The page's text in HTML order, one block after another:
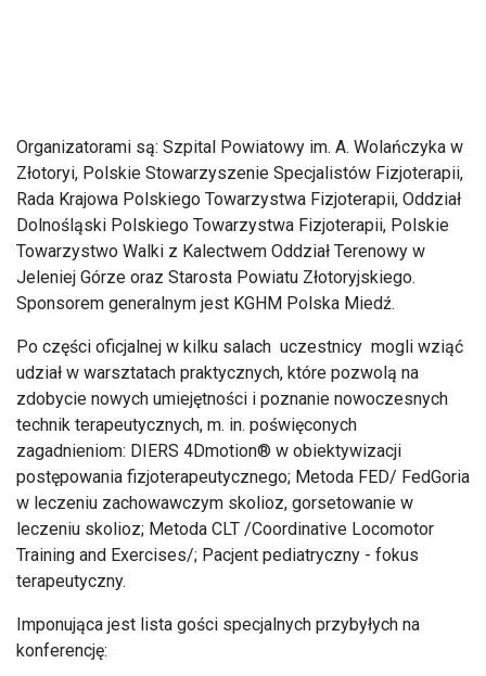
Organizatorami są: Szpital Powiatowy im. A. Wolańczyka w
Złotoryi, Polskie Stowarzyszenie Specjalistów Fizjoterapii,
Rada Krajowa Polskiego Towarzystwa Fizjoterapii, Oddział
Dolnośląski Polskiego Towarzystwa Fizjoterapii, Polskie
Towarzystwo Walki z Kalectwem Oddział Terenowy w
Jeleniej Górze oraz Starosta Powiatu Złotoryjskiego.
Sponsorem generalnym jest KGHM Polska Miedź.
Po części oficjalnej w kilku salach uczestnicy mogli wziąć
udział w warsztatach praktycznych, które pozwolą na
zdobycie nowych umiejętności i poznanie nowoczesnych
technik terapeutycznych, m. in. poświęconych
zagadnieniom: DIERS 4Dmotion® w obiektywizacji
postępowania fizjoterapeutycznego; Metoda FED/ FedGoria
w leczeniu zachowawczym skolioz, gorsetowanie w
leczeniu skolioz; Metoda CLT /Coordinative Locomotor
Training and Exercises/; Pacjent pediatryczny - fokus
terapeutyczny.
Imponująca jest lista gości specjalnych przybyłych na
konferencję: